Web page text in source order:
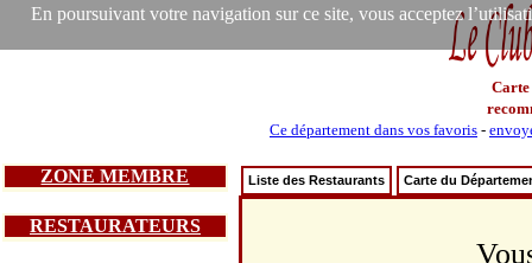
En poursuivant votre navigation sur ce site, vous acceptez
Carte
Ce département dans vos favoris -
ZONE MEMBRE
RESTAURATEURS
Liste des Restaurants Carte du